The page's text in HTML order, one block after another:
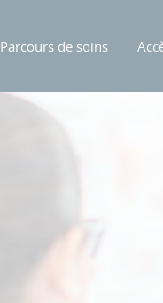
Parcours de soins